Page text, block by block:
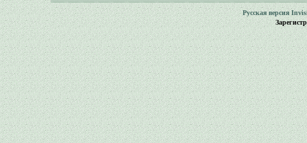
Русская версия